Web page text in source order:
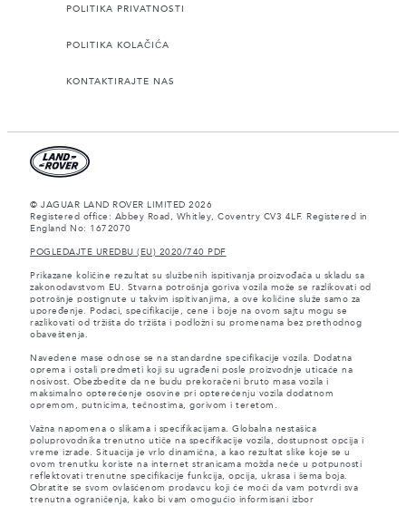
POLITIKA PRIVATNOSTI
POLITIKA KOLAČIĆA
KONTAKTIRAJTE NAS
© JAGUAR LAND ROVER LIMITED 2026
Registered office: Abbey Road, Whitley, Coventry CV3 4LF. Registered in
England No: 1672070
POGLEDAJTE UREDBU (EU) 2020/740 PDF
Prikazane količine rezultat su službenih ispitivanja proizvođača u skladu sa
zakonodavstvom EU. Stvarna potrošnja goriva vozila može se razlikovati od
potrošnje postignute u takvim ispitivanjima, a ove količine služe samo za
upoređenje. Podaci, specifikacije, cene i boje na ovom sajtu mogu se
razlikovati od tržišta do tržišta i podložni su promenama bez prethodnog
obaveštenja.
Navedene mase odnose se na standardne specifikacije vozila. Dodatna
oprema i ostali predmeti koji su ugrađeni posle proizvodnje uticaće na
nosivost. Obezbedite da ne budu prekoračeni bruto masa vozila i
maksimalno opterećenje osovine pri opterećenju vozila dodatnom
opremom, putnicima, tečnostima, gorivom i teretom.
Važna napomena o slikama i specifikacijama. Globalna nestašica
poluprovodnika trenutno utiče na specifikacije vozila, dostupnost opcija i
vreme izrade. Situacija je vrlo dinamična, a kao rezultat slike koje se u
ovom trenutku koriste na internet stranicama možda neće u potpunosti
reflektovati trenutne specifikacije funkcija, opcija, ukrasa i šema boja.
Obratite se svom ovlašćenom prodavcu koji će moći da vam potvrdi sva
trenutna ograničenja, kako bi vam omogućio informisani izbor